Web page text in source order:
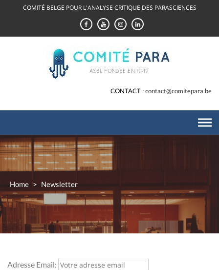
COMITÉ BELGE POUR L'ANALYSE CRITIQUE DES PARASCIENCES
CONTACT contact@comitepara.be
Home > Newsletter
Adresse Email: